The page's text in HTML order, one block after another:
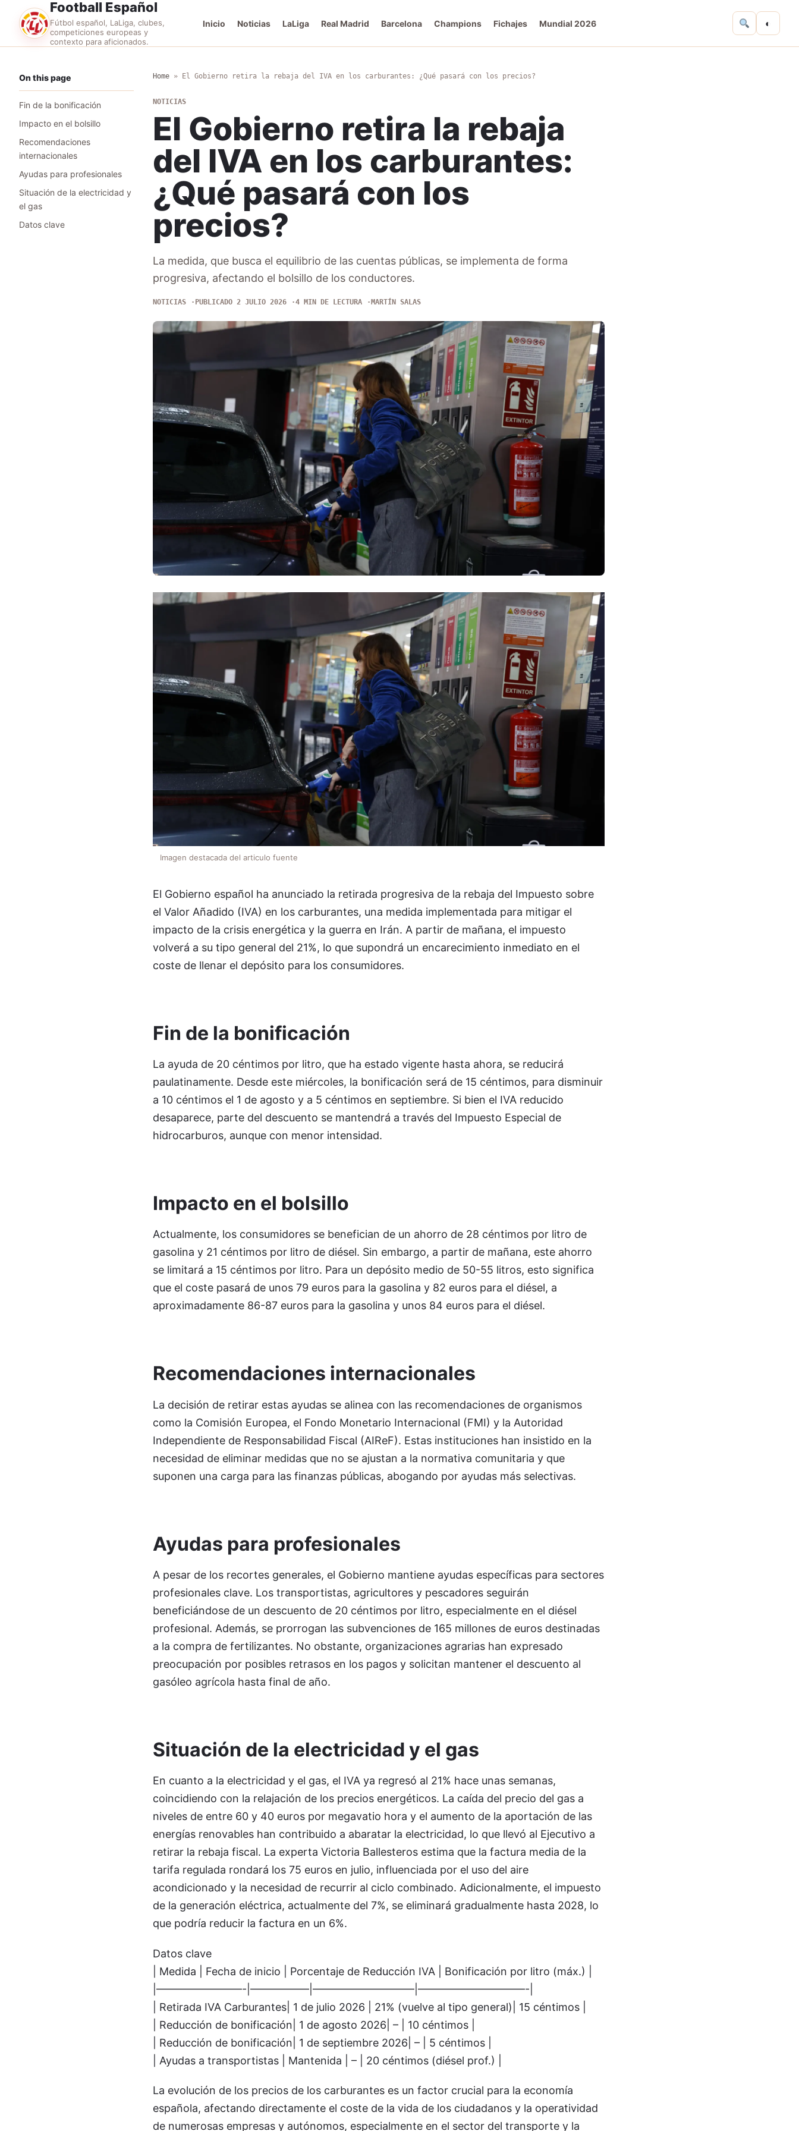
Football Español
Fútbol español, LaLiga, clubes,
competiciones europeas y
contexto para aficionados.
Inicio Noticias LaLiga Real Madrid Barcelona Champions Fichajes Mundial 2026 ◐
On this page
Fin de la bonificación
Impacto en el bolsillo
Recomendaciones
internacionales
Ayudas para profesionales
Situación de la electricidad y
el gas
Datos clave
Home» El Gobierno retira la rebaja del IVA en los carburantes: ¿Qué pasará con los precios?
NOTICIAS
El Gobierno retira la rebaja
del IVA en los carburantes:
¿Qué pasará con los
precios?
La medida, que busca el equilibrio de las cuentas públicas, se implementa de forma
progresiva, afectando el bolsillo de los conductores.
NOTICIAS PUBLICADO 2 JULIO 2026 4 MIN DE LECTURA MARTÍN SALAS
Imagen destacada del articulo fuente
El Gobierno español ha anunciado la retirada progresiva de la rebaja del Impuesto sobre
el Valor Añadido (IVA) en los carburantes, una medida implementada para mitigar el
impacto de la crisis energética y la guerra en Irán. A partir de mañana, el impuesto
volverá a su tipo general del 21%, lo que supondrá un encarecimiento inmediato en el
coste de llenar el depósito para los consumidores.
Fin de la bonificación
La ayuda de 20 céntimos por litro, que ha estado vigente hasta ahora, se reducirá
paulatinamente. Desde este miércoles, la bonificación será de 15 céntimos, para disminuir
a 10 céntimos el 1 de agosto y a 5 céntimos en septiembre. Si bien el IVA reducido
desaparece, parte del descuento se mantendrá a través del Impuesto Especial de
hidrocarburos, aunque con menor intensidad.
Impacto en el bolsillo
Actualmente, los consumidores se benefician de un ahorro de 28 céntimos por litro de
gasolina y 21 céntimos por litro de diésel. Sin embargo, a partir de mañana, este ahorro
se limitará a 15 céntimos por litro. Para un depósito medio de 50-55 litros, esto significa
que el coste pasará de unos 79 euros para la gasolina y 82 euros para el diésel, a
aproximadamente 86-87 euros para la gasolina y unos 84 euros para el diésel.
Recomendaciones internacionales
La decisión de retirar estas ayudas se alinea con las recomendaciones de organismos
como la Comisión Europea, el Fondo Monetario Internacional (FMI) y la Autoridad
Independiente de Responsabilidad Fiscal (AIReF). Estas instituciones han insistido en la
necesidad de eliminar medidas que no se ajustan a la normativa comunitaria y que
suponen una carga para las finanzas públicas, abogando por ayudas más selectivas.
Ayudas para profesionales
A pesar de los recortes generales, el Gobierno mantiene ayudas específicas para sectores
profesionales clave. Los transportistas, agricultores y pescadores seguirán
beneficiándose de un descuento de 20 céntimos por litro, especialmente en el diésel
profesional. Además, se prorrogan las subvenciones de 165 millones de euros destinadas
a la compra de fertilizantes. No obstante, organizaciones agrarias han expresado
preocupación por posibles retrasos en los pagos y solicitan mantener el descuento al
gasóleo agrícola hasta final de año.
Situación de la electricidad y el gas
En cuanto a la electricidad y el gas, el IVA ya regresó al 21% hace unas semanas,
coincidiendo con la relajación de los precios energéticos. La caída del precio del gas a
niveles de entre 60 y 40 euros por megavatio hora y el aumento de la aportación de las
energías renovables han contribuido a abaratar la electricidad, lo que llevó al Ejecutivo a
retirar la rebaja fiscal. La experta Victoria Ballesteros estima que la factura media de la
tarifa regulada rondará los 75 euros en julio, influenciada por el uso del aire
acondicionado y la necesidad de recurrir al ciclo combinado. Adicionalmente, el impuesto
de la generación eléctrica, actualmente del 7%, se eliminará gradualmente hasta 2028, lo
que podría reducir la factura en un 6%.
Datos clave
| Medida | Fecha de inicio | Porcentaje de Reducción IVA | Bonificación por litro (máx.) |
|————————-|—————–|—————————–|——————————-|
| Retirada IVA Carburantes| 1 de julio 2026 | 21% (vuelve al tipo general)| 15 céntimos |
| Reducción de bonificación| 1 de agosto 2026| – | 10 céntimos |
| Reducción de bonificación| 1 de septiembre 2026| – | 5 céntimos |
| Ayudas a transportistas | Mantenida | – | 20 céntimos (diésel prof.) |
La evolución de los precios de los carburantes es un factor crucial para la economía
española, afectando directamente el coste de la vida de los ciudadanos y la operatividad
de numerosas empresas y autónomos, especialmente en el sector del transporte y la